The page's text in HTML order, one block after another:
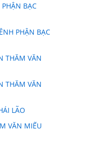
BẠC
PHẬN BẠC
THĂM VĂN
THĂM VĂN
LÃO
VĂN MIẾU